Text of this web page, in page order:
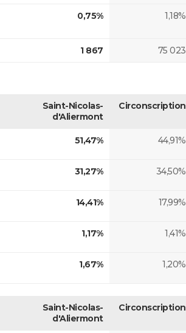
0,75% 1,18%
1 867 75 023
Saint-Nicolas-
d'Aliermont
Circonscription
51,47% 44,91%
31,27% 34,50%
14,41% 17,99%
1,17% 1,41%
1,67% 1,20%
Saint-Nicolas-
d'Aliermont
Circonscription